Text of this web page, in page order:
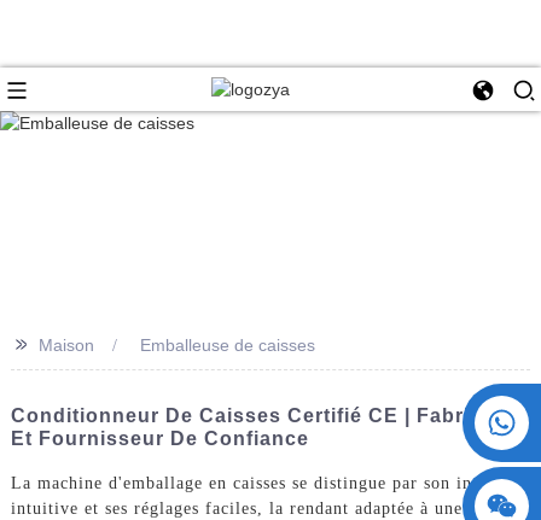
+86 15730993174
>> Maison Emballeuse de caisses
Conditionneur De Caisses Certifié CE | Fabricant
Et Fournisseur De Confiance
La machine d'emballage en caisses se distingue par son interface
intuitive et ses réglages faciles, la rendant adaptée à une large